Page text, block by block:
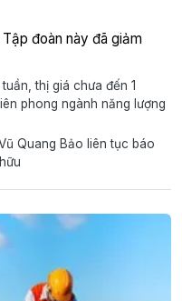
đoàn này đã giảm
thị giá chưa đến 1
phong ngành năng lượng
Quang Bảo liên tục báo